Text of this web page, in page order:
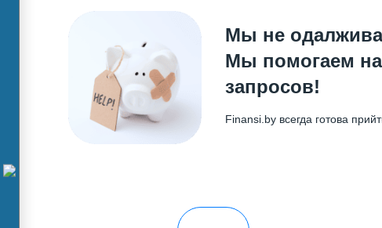
Мы не
Мы помогаем
запросов!
Finansi.by всегда готова